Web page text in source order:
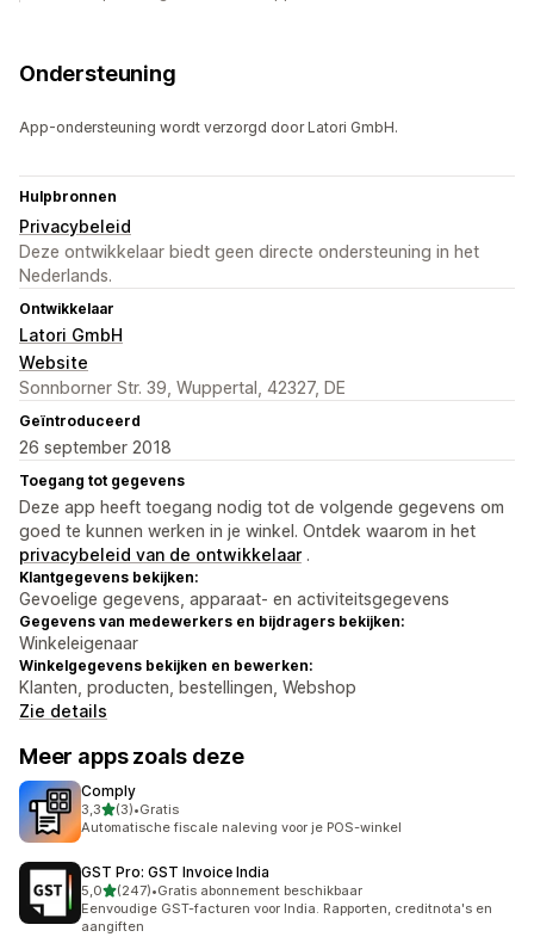
Ondersteuning
App-ondersteuning wordt verzorgd door Latori GmbH.
Hulpbronnen
Privacybeleid
Deze ontwikkelaar biedt geen directe ondersteuning in het
Nederlands.
Ontwikkelaar
Latori GmbH
Website
Sonnborner Str. 39, Wuppertal, 42327, DE
Geïntroduceerd
26 september 2018
Toegang tot gegevens
Deze app heeft toegang nodig tot de volgende gegevens om
goed te kunnen werken in je winkel. Ontdek waarom in het
privacybeleid van de ontwikkelaar .
Klantgegevens bekijken:
Gevoelige gegevens, apparaat- en activiteitsgegevens
Gegevens van medewerkers en bijdragers bekijken:
Winkeleigenaar
Winkelgegevens bekijken en bewerken:
Klanten, producten, bestellingen, Webshop
Zie details
Meer apps zoals deze
Comply
3,3van 5 sterren
(3)
3 recensies in totaal
•Gratis
Automatische fiscale naleving voor je POS-winkel
GST Pro: GST Invoice India
5,0van 5 sterren
(247)
247 recensies in totaal
•Gratis abonnement beschikbaar
Eenvoudige GST-facturen voor India. Rapporten, creditnota's en
aangiften